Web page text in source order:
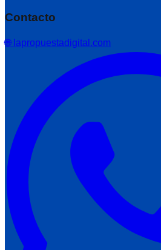
Contacto
🌐 lapropuestadigital.com